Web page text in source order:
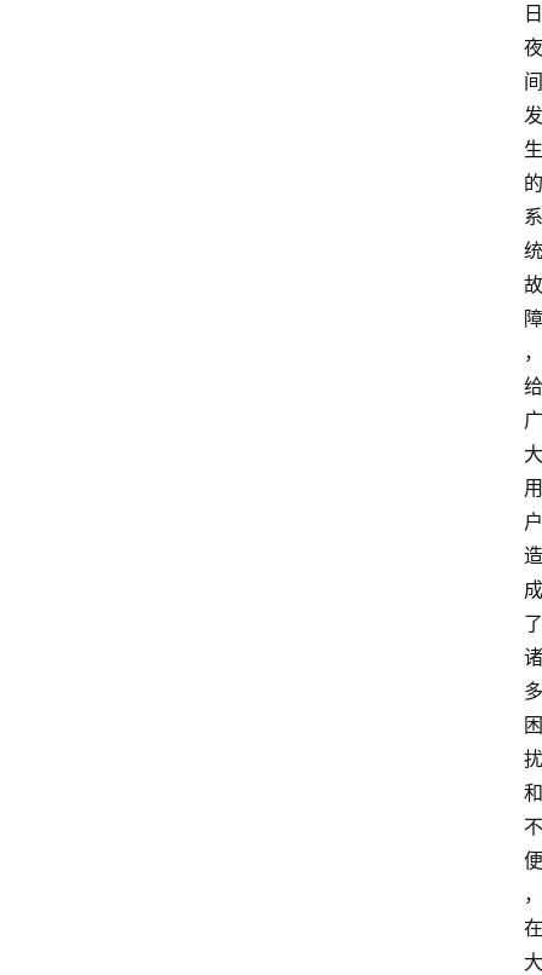
日
夜
间
发
生
的
系
统
故
障
，
给
广
大
用
户
造
成
了
诸
多
困
扰
和
不
便
，
在
大